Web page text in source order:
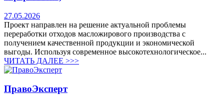
27.05.2026
Проект направлен на решение актуальной проблемы
переработки отходов масложирового производства с
получением качественной продукции и экономической
выгоды. Используя современное высокотехнологическое...
ЧИТАТЬ ДАЛЕЕ >>>
ПравоЭксперт